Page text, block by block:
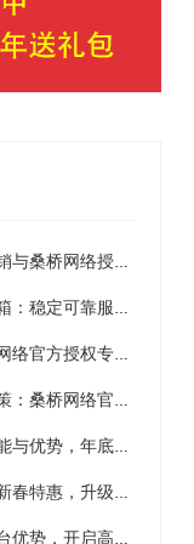
深入评析阿里企业邮箱优惠促销与桑桥网络授权代理服务：大厂出品、稳定高效及无限空间优势 —— 超值多年优惠方案、京东购物卡赠送专业解析
桑桥网络专业推荐阿里企业邮箱：稳定可靠服务与限时优惠方案全解析
阿里企业邮箱优惠促销，桑桥网络官方授权专业推荐解读
深度解析阿里企业邮箱优惠政策：桑桥网络官方授权代理携手打造标准版全新买年送年促销方案，助力企业构建全球高效稳定邮件通讯新生态
全面解析阿里企业邮箱特色功能与优势，年底双旦促销强力推荐
阿里企业邮箱：桑桥网络促销新春特惠，升级企业通信未来
阿里企业邮箱：卓越功能与平台优势，开启高效通信新时代